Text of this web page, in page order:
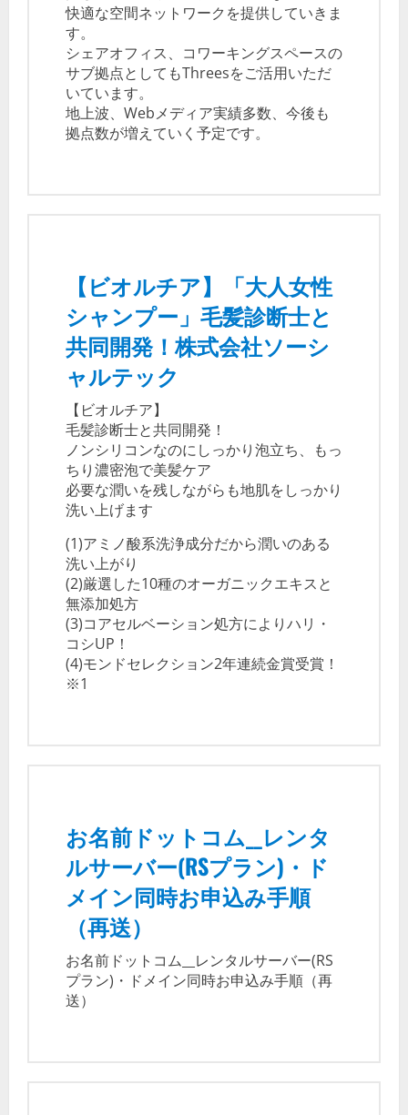
快適な空間ネットワークを提供していきま
す。
シェアオフィス、コワーキングスペースの
サブ拠点としてもThreesをご活用いただ
いています。
地上波、Webメディア実績多数、今後も
拠点数が増えていく予定です。
【ビオルチア】「大人女性
シャンプー」毛髪診断士と
共同開発！株式会社ソーシ
ャルテック
【ビオルチア】
毛髪診断士と共同開発！
ノンシリコンなのにしっかり泡立ち、もっ
ちり濃密泡で美髪ケア
必要な潤いを残しながらも地肌をしっかり
洗い上げます
(1)アミノ酸系洗浄成分だから潤いのある
洗い上がり
(2)厳選した10種のオーガニックエキスと
無添加処方
(3)コアセルベーション処方によりハリ・
コシUP！
(4)モンドセレクション2年連続金賞受賞！
※1
お名前ドットコム__レンタ
ルサーバー(RSプラン)・ド
メイン同時お申込み手順
（再送）
お名前ドットコム__レンタルサーバー(RS
プラン)・ドメイン同時お申込み手順（再
送）